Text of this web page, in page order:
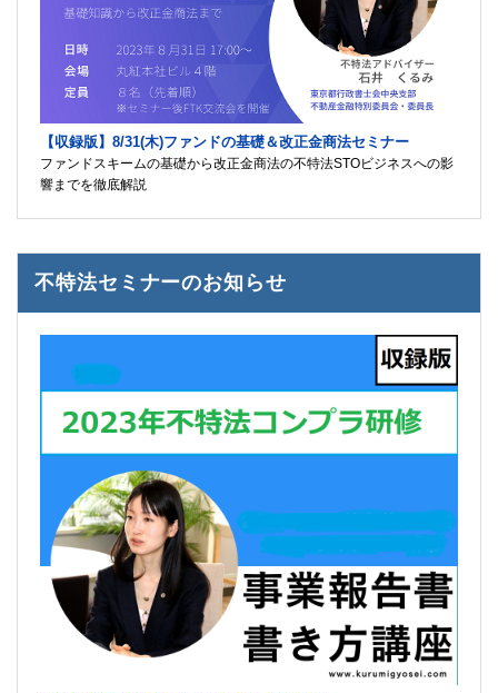
【収録版】8/31(木)ファンドの基礎＆改正金商法セミナー
ファンドスキームの基礎から改正金商法の不特法STOビジネスへの影
響までを徹底解説
不特法セミナーのお知らせ